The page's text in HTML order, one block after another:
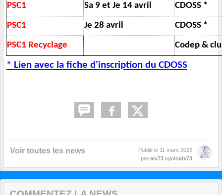
PSC1 Sa 9 et Je 14 avril CDOSS *
PSC1 Je 28 avril CDOSS *
PSC1 Recyclage Codep &
* Lien avec la fiche d'inscription du CDOSS
Voir toutes les news Publié le 11 mars 2022
par aix73 cycloaix73